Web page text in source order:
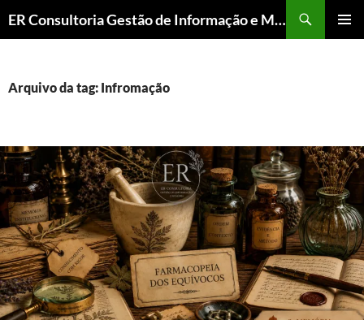
ER Consultoria Gestão de Informação e Memória Institucional
CONTEÚDO
Arquivo da tag: Infromação